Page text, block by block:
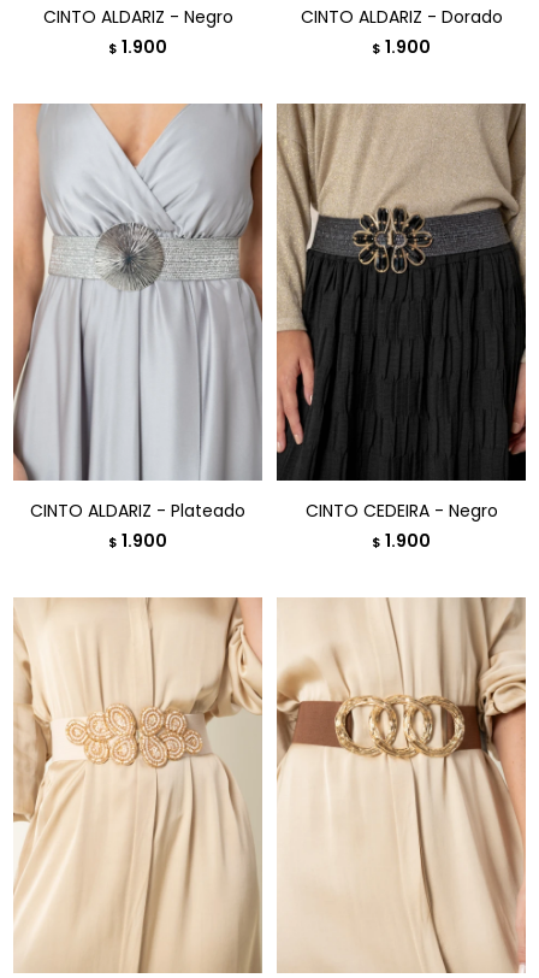
CINTO ALDARIZ - Negro
$ 1.900
CINTO ALDARIZ - Dorado
$ 1.900
CINTO ALDARIZ - Plateado
$ 1.900
CINTO CEDEIRA - Negro
$ 1.900